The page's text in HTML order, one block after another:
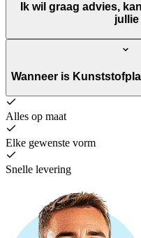
Ik wil graag advies,
Wanneer is
Alles op maat
Elke gewenste vorm
Snelle levering